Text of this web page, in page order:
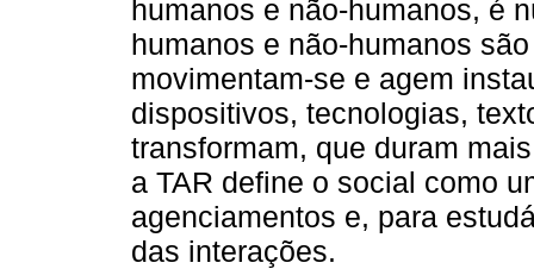
humanos e não-humanos, é
humanos e não-humanos
movimentam-se e agem
dispositivos, tecnologias,
transformam, que duram
a TAR define o social como
agenciamentos e, para
das interações.